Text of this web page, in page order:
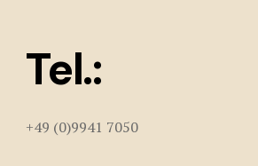
Tel.:
+49 (0)9941 7050